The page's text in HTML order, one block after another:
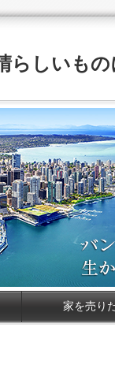
しいもの
家を売り